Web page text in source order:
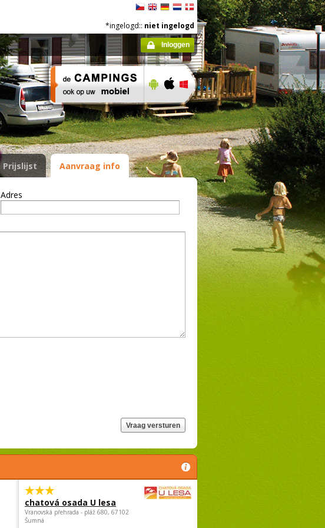
*ingelogd:: niet ingelogd
Inloggen
Prijslijst Aanvraag info
Adres
chatová osada U lesa
Vranovská přehrada - pláž 680, 67102
Šumná